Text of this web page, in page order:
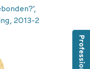
2013-2